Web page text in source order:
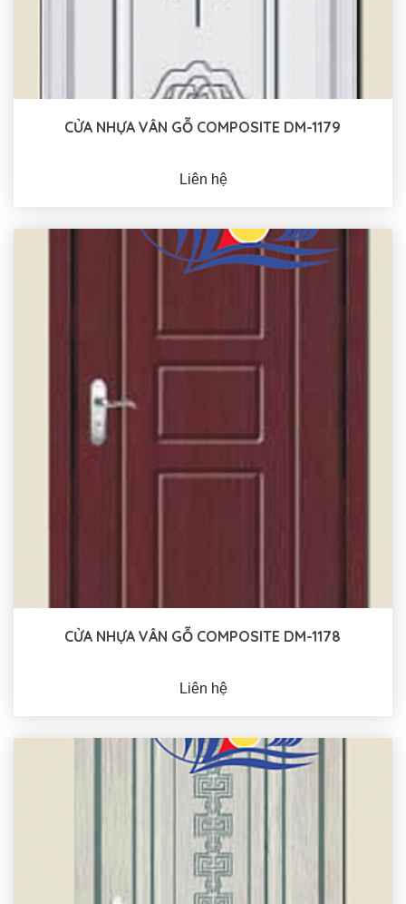
CỬA NHỰA VÂN GỖ COMPOSITE DM-1179
Liên hệ
CỬA NHỰA VÂN GỖ COMPOSITE DM-1178
Liên hệ